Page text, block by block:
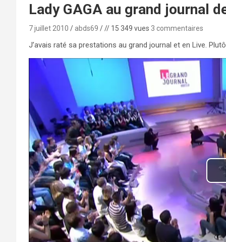
Lady GAGA au grand journal
7 juillet 2010 abds69 // 15 349 vues 3 commentaires
J’avais raté sa prestations au grand journal et en Live.